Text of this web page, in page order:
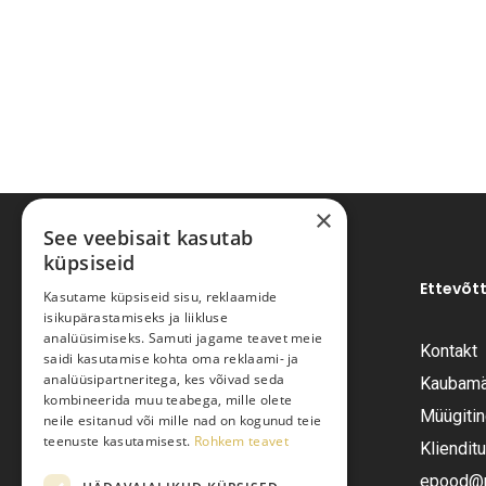
Pariisi Vesi OÜ
Tüve 54-2, Tallinn 13418
Telefon: +372 6555282
Kontakt
×
See veebisait kasutab
küpsiseid
Kasutame küpsiseid sisu, reklaamide
isikupärastamiseks ja liikluse
analüüsimiseks. Samuti jagame teavet meie
saidi kasutamise kohta oma reklaami- ja
analüüsipartneritega, kes võivad seda
kombineerida muu teabega, mille olete
neile esitanud või mille nad on kogunud teie
teenuste kasutamisest. Rohkem teavet